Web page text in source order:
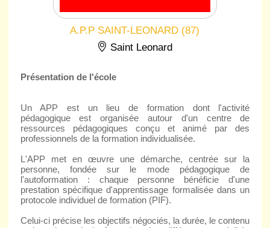
A.P.P SAINT-LEONARD (87)
Saint Leonard
Présentation de l'école
Un APP est un lieu de formation dont l'activité
pédagogique est organisée autour d'un centre de
ressources pédagogiques conçu et animé par des
professionnels de la formation individualisée.
L'APP met en œuvre une démarche, centrée sur la
personne, fondée sur le mode pédagogique de
l'autoformation : chaque personne bénéficie d'une
prestation spécifique d'apprentissage formalisée dans un
protocole individuel de formation (PIF).
Celui-ci précise les objectifs négociés, la durée, le contenu